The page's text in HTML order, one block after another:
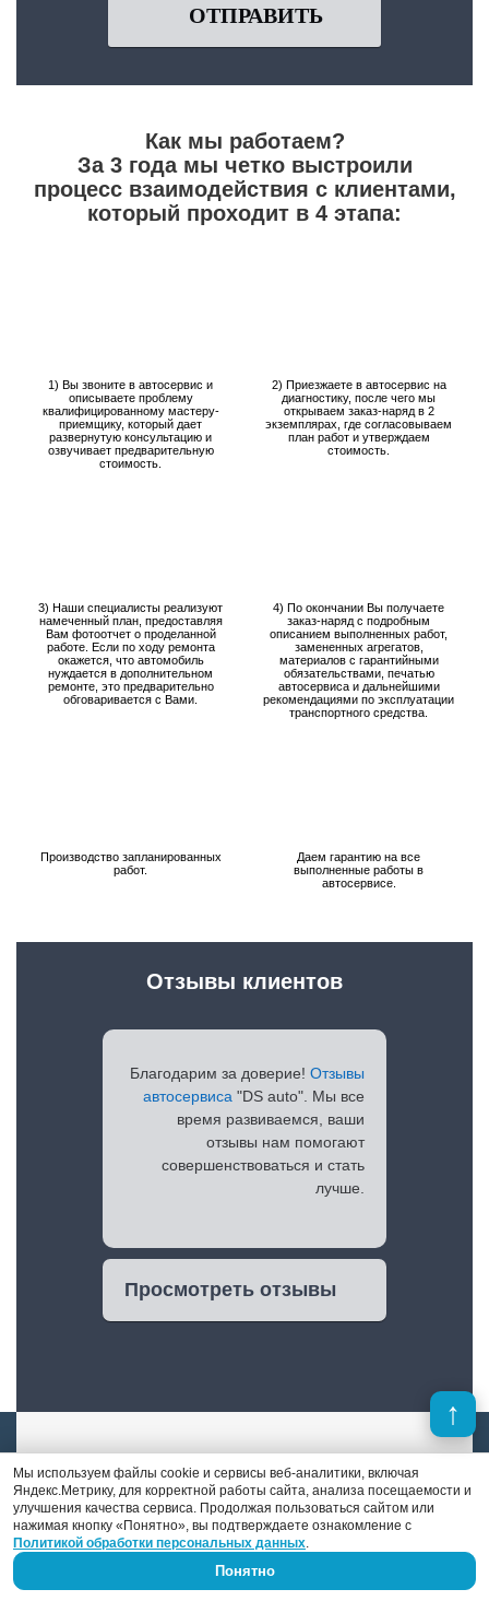
ОТПРАВИТЬ
Как мы работаем?
За 3 года мы четко выстроили
процесс взаимодействия с клиентами,
который проходит в 4 этапа:
1) Вы звоните в автосервис и
описываете проблему
квалифицированному мастеру-
приемщику, который дает
развернутую консультацию и
озвучивает предварительную
стоимость.
2) Приезжаете в автосервис на
диагностику, после чего мы
открываем заказ-наряд в 2
экземплярах, где согласовываем
план работ и утверждаем
стоимость.
3) Наши специалисты реализуют
намеченный план, предоставляя
Вам фотоотчет о проделанной
работе. Если по ходу ремонта
окажется, что автомобиль
нуждается в дополнительном
ремонте, это предварительно
обговаривается с Вами.
4) По окончании Вы получаете
заказ-наряд с подробным
описанием выполненных работ,
замененных агрегатов,
материалов с гарантийными
обязательствами, печатью
автосервиса и дальнейшими
рекомендациями по эксплуатации
транспортного средства.
Производство запланированных
работ.
Даем гарантию на все
выполненные работы в
автосервисе.
Благодарим за доверие! Отзывы
автосервиса "DS auto". Мы все
время развиваемся, ваши
отзывы нам помогают
совершенствоваться и стать
лучше.
Просмотреть отзывы
Отзывы клиентов
Александр Иванов
Мы используем файлы cookie и сервисы веб-аналитики, включая
Яндекс.Метрику, для корректной работы сайта, анализа посещаемости и
улучшения качества сервиса. Продолжая пользоваться сайтом или
нажимая кнопку «Понятно», вы подтверждаете ознакомление с
Политикой обработки персональных данных.
Понятно